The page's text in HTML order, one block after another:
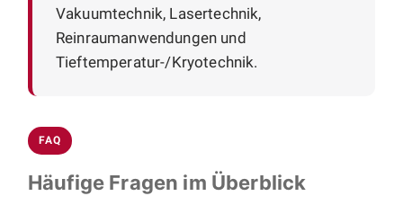
Vakuumtechnik, Lasertechnik,
Reinraumanwendungen und
Tieftemperatur-/Kryotechnik.
FAQ
Häufige Fragen im Überblick